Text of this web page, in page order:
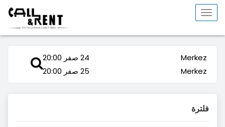
Toggle
Merkez
24 صفر 20:00
Merkez
25 صفر 20:00
فلترة